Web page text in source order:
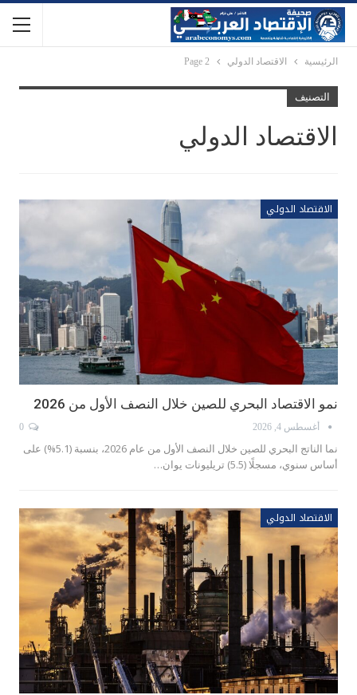
الرئيسية الاقتصاد الدولي Page 2
التصنيف
الاقتصاد الدولي
الاقتصاد الدولي
نمو الاقتصاد البحري للصين خلال النصف الأول من 2026
أغسطس 4, 2026
نما الناتج البحري للصين خلال النصف الأول من عام 2026، بنسبة (5.1%) على
أساس سنوي، مسجلًا (5.5) تريليونات يوان…
الاقتصاد الدولي